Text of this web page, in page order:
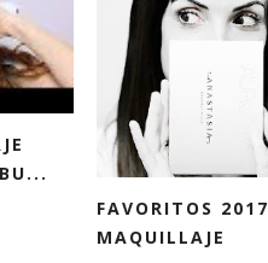
FAVORITOS 2017
MAQUILLAJE